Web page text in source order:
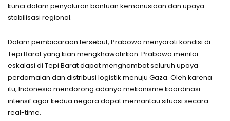
kunci dalam penyaluran bantuan kemanusiaan dan upaya
stabilisasi regional.
Dalam pembicaraan tersebut, Prabowo menyoroti kondisi di
Tepi Barat yang kian mengkhawatirkan. Prabowo menilai
eskalasi di Tepi Barat dapat menghambat seluruh upaya
perdamaian dan distribusi logistik menuju Gaza. Oleh karena
itu, Indonesia mendorong adanya mekanisme koordinasi
intensif agar kedua negara dapat memantau situasi secara
real-time.